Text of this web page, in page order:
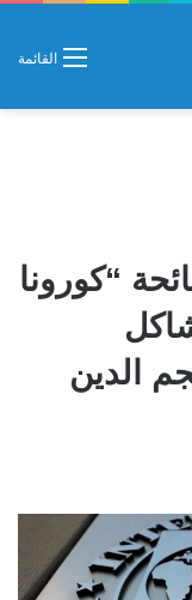
القائمة
“كورونا
الدين